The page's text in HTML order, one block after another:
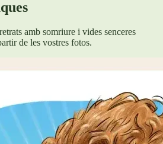
amb somriure i vides senceres
de les vostres fotos.